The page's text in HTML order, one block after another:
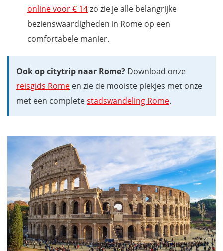
online voor € 14zo zie je alle belangrijke
bezienswaardigheden in Rome op een
comfortabele manier.
Ook op citytrip naar Rome? Download onze
reisgids Rome en zie de mooiste plekjes met onze
met een completestadswandeling Rome.